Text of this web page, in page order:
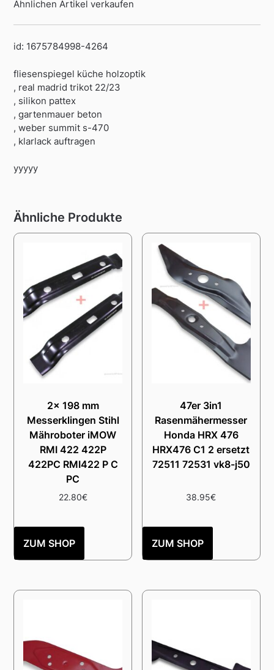
Ähnlichen Artikel verkaufen
id: 1675784998-4264
fliesenspiegel küche holzoptik
, real madrid trikot 22/23
, silikon pattex
, gartenmauer beton
, weber summit s-470
, klarlack auftragen
yyyyy
Ähnliche Produkte
2x 198 mm
Messerklingen Stihl
Mähroboter iMOW
RMI 422 422P
422PC RMI422 P C
PC
22.80€
ZUM SHOP
47er 3in1
Rasenmähermesser
Honda HRX 476
HRX476 C1 2 ersetzt
72511 72531 vk8-j50
38.95€
ZUM SHOP